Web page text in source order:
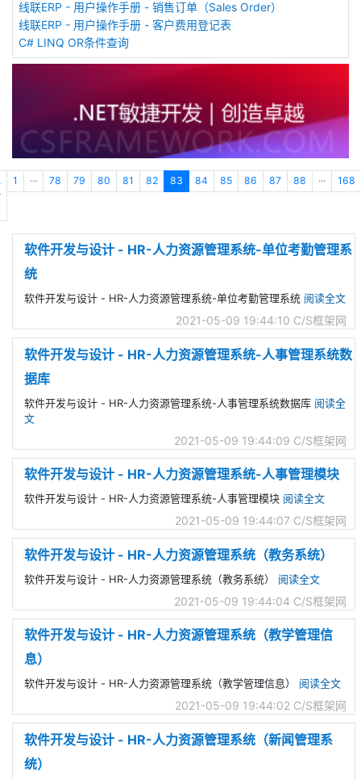
线联ERP - 用户操作手册 - 销售订单（Sales Order）
线联ERP - 用户操作手册 - 客户费用登记表
C# LINQ OR条件查询
1 ··· 78 79 80 81 82 83 84 85 86 87 88 ··· 168
软件开发与设计 - HR-人力资源管理系统-单位考勤管理系
统
软件开发与设计 - HR-人力资源管理系统-单位考勤管理系统 阅读全文
2021-05-09 19:44:10 C/S框架网
软件开发与设计 - HR-人力资源管理系统-人事管理系统数
据库
软件开发与设计 - HR-人力资源管理系统-人事管理系统数据库 阅读全
文
2021-05-09 19:44:09 C/S框架网
软件开发与设计 - HR-人力资源管理系统-人事管理模块
软件开发与设计 - HR-人力资源管理系统-人事管理模块 阅读全文
2021-05-09 19:44:07 C/S框架网
软件开发与设计 - HR-人力资源管理系统（教务系统）
软件开发与设计 - HR-人力资源管理系统（教务系统） 阅读全文
2021-05-09 19:44:04 C/S框架网
软件开发与设计 - HR-人力资源管理系统（教学管理信
息）
软件开发与设计 - HR-人力资源管理系统（教学管理信息） 阅读全文
2021-05-09 19:44:02 C/S框架网
软件开发与设计 - HR-人力资源管理系统（新闻管理系
统）